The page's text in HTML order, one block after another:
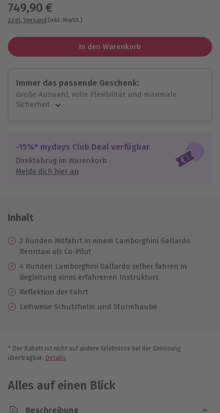
749,90 €
zzgl. Versand (inkl. MwSt.)
In den Warenkorb
Immer das passende Geschenk:
Große Auswahl, volle Flexibilität und maximale
Sicherheit
Jeder Gutschein für alle Erlebnisse einlösbar.
Maximale Sicherheit
10 Jahre gültig & verlängerbar.
-15%* mydays Club Deal verfügbar
Direktabzug im Warenkorb
Melde dich hier an
Inhalt
2 Runden Mitfahrt in einem Lamborghini Gallardo
Renntaxi als Co-Pilot
4 Runden Lamborghini Gallardo selber fahren in
Begleitung eines erfahrenen Instruktors
Reflektion der Fahrt
Leihweise Schutzhelm und Sturmhaube
* Der Rabatt ist nicht auf andere Erlebnisse bei der Einlösung
übertragbar. Details
Alles auf einen Blick
Beschreibung